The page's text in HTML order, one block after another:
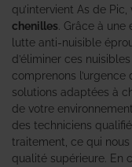
qu’intervient As de Pic,
chenilles . Grâce à
lutte anti-nuisible
d’éliminer ces
comprenons
solutions adaptées à
de votre
des techniciens
traitement, ce qui
qualité supérieure. En